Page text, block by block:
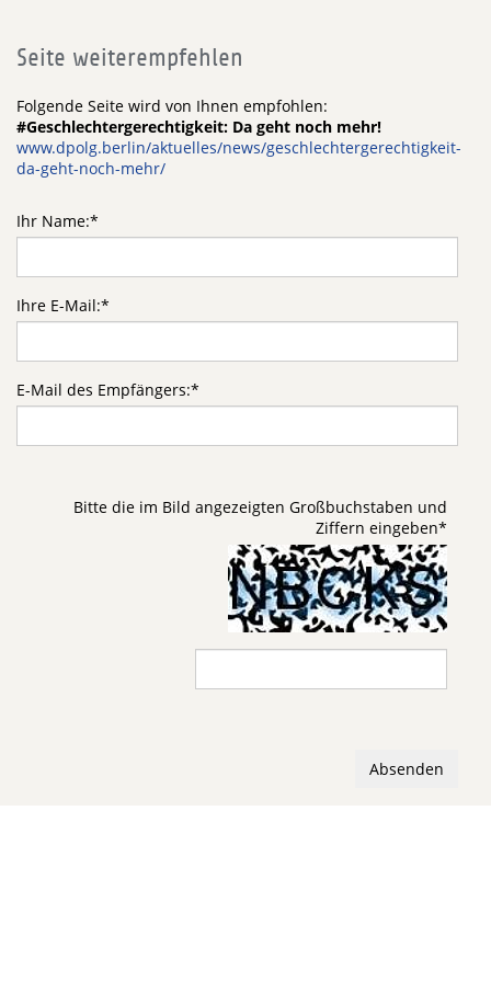
Seite weiterempfehlen
Folgende Seite wird von Ihnen empfohlen:
#Geschlechtergerechtigkeit: Da geht noch mehr!
www.dpolg.berlin/aktuelles/news/geschlechtergerechtigkeit-
da-geht-noch-mehr/
Ihr Name:*
Ihre E-Mail:*
E-Mail des Empfängers:*
Bitte die im Bild angezeigten Großbuchstaben und
Ziffern eingeben*
Absenden